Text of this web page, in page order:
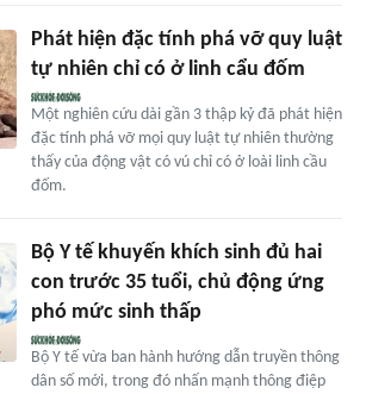
Phát hiện đặc tính phá vỡ quy luật
tự nhiên chỉ có ở linh cẩu đốm
Một nghiên cứu dài gần 3 thập kỷ đã phát hiện
đặc tính phá vỡ mọi quy luật tự nhiên thường
thấy của động vật có vú chỉ có ở loài linh cầu
đốm.
Bộ Y tế khuyến khích sinh đủ hai
con trước 35 tuổi, chủ động ứng
phó mức sinh thấp
Bộ Y tế vừa ban hành hướng dẫn truyền thông
dân số mới, trong đó nhấn mạnh thông điệp